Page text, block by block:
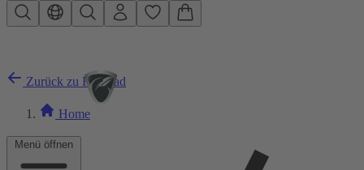
Zum Hauptinhalt springen
Menü öffnen
Zurück zu Rennrad
Home